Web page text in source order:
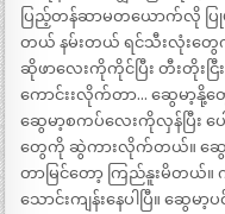
ပြည့်တန်ဆာမတယောက်လို ပ
တယ် နမ်းတယ် ရင်သီးလုံးတွ
ဆိုဖာလေးကိုကိုင်ပြီး တီးတိုးငြီး
ကောင်းးလိုက်တာ… ဆွေမာ့နို့
ဆွေမာ့စကပ်လေးကိုလှန်ပြီး ပ
တွေကို ဆွဲကားလိုက်တယ်။ ဆွေ
တာမြင်တော့ ကြည်နူးမိတယ်
သောင်းကျန်းနေပါပြီ။ ဆွ